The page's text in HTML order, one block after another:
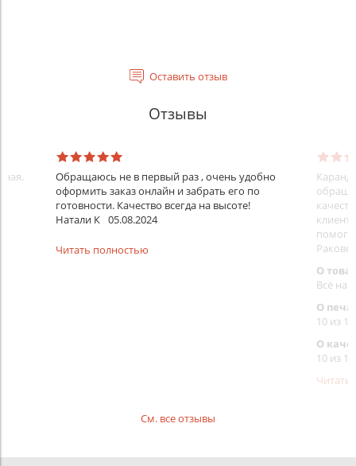
Оставить отзыв
Отзывы
Обращаюсь не в первый раз , очень удобно
оформить заказ онлайн и забрать его по
готовности. Качество всегда на высоте!
Натали К 05.08.2024
Читать полностью
О
Всё на
О
10 из 10
О
10 из 10
Читать
См. все отзывы